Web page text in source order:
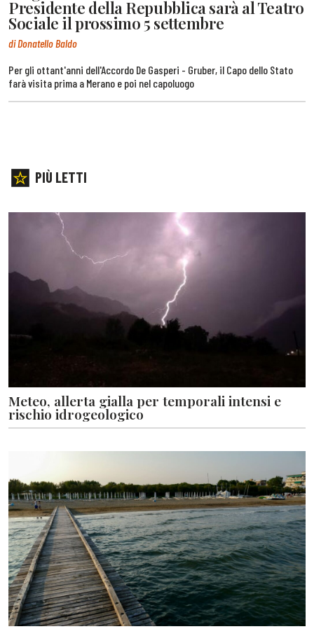
Presidente della Repubblica sarà al Teatro
Sociale il prossimo 5 settembre
di Donatello Baldo
Per gli ottant'anni dell'Accordo De Gasperi - Gruber, il Capo dello Stato
farà visita prima a Merano e poi nel capoluogo
PIÙ LETTI
Meteo, allerta gialla per temporali intensi e
rischio idrogeologico